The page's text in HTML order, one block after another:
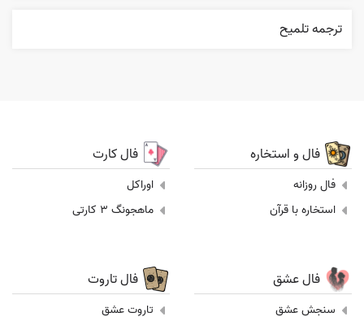
ترجمه تلميح
فال و استخاره
فال روزانه
استخاره با قرآن
فال کارت
اوراکل
ماهجونگ 3 کارتی
فال عشق
سنجش عشق
فال تاروت
تاروت عشق